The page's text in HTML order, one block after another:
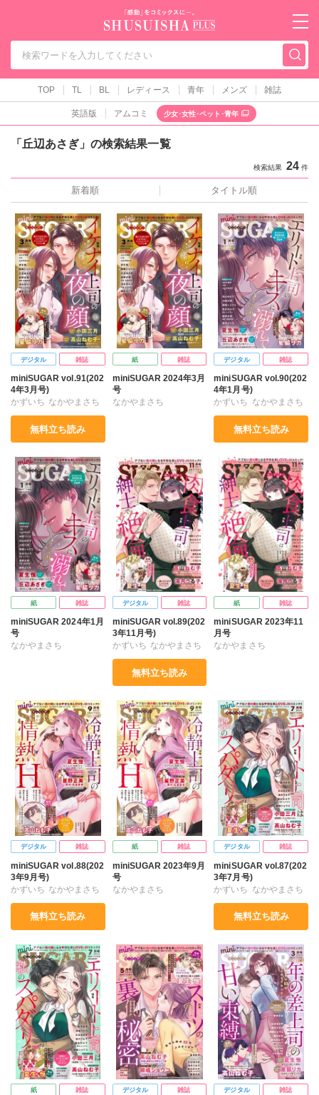
秋水社PLUS（テ
TOP TL BL レディース 青年 メンズ 雑誌
英語版 アムコミ 少女･女性･ペット･青年
「丘辺あさぎ」の検索結果一覧
検索結果 24 件
新着順 タイトル順
デジタル 雑誌
miniSUGAR vol.91(202
4年3月号)
かずいち なかやまさち
はたの有咲 ヒナギク
夏生恒
桐嶋ショウコ
高山ねむ子 小田三月
星脇リカ 清水沙斗子
瀬木エリカ
星野正美
花室芽苳
無料立ち読み
紙 雑誌
miniSUGAR 2024年3月
号
なかやまさち
桐嶋ショウコ
高山ねむ子 小田三月
星脇リカ 清水沙斗子
瀬木エリカ 星野正美
花室芽苳
デジタル 雑誌
miniSUGAR vol.90(202
4年1月号)
かずいち なかやまさち
はたの有咲 ヒナギク
夏生恒
桐嶋ショウコ
高山ねむ子 小田三月
星脇リカ 清水沙斗子
瀬木エリカ 星野正美
花室芽苳
無料立ち読み
紙 雑誌
miniSUGAR 2024年1月
号
なかやまさち
桐嶋ショウコ
高山ねむ子 小田三月
神室リツコ 星脇リカ
清水沙斗子 瀬木エリカ
星野正美
花室芽苳
デジタル 雑誌
miniSUGAR vol.89(202
3年11月号)
かずいち なかやまさち
はたの有咲 ヒナギク
夏生恒
桐嶋ショウコ
高山ねむ子 小田三月
清水沙斗子 海月うる子
星野正美 花室芽苳
無料立ち読み
紙 雑誌
miniSUGAR 2023年11
月号
なかやまさち
桐嶋ショウコ
高山ねむ子 小田三月
神室リツコ 清水沙斗子
海月うる子 星野正美
花室芽苳
デジタル 雑誌
miniSUGAR vol.88(202
3年9月号)
かずいち なかやまさち
はたの有咲 ヒナギク
夏生恒
桐嶋ショウコ
高山ねむ子 小田三月
清水沙斗子 海月うる子
星野正美 花室芽苳
無料立ち読み
紙 雑誌
miniSUGAR 2023年9月
号
なかやまさち
桐嶋ショウコ
高山ねむ子 小田三月
神室リツコ 清水沙斗子
海月うる子 星野正美
花室芽苳
デジタル 雑誌
miniSUGAR vol.87(202
3年7月号)
かずいち なかやまさち
はたの有咲 ヒナギク
夏生恒
桐嶋ショウコ
高山ねむ子 小田三月
清水沙斗子 美月李予
海月うる子
無料立ち読み
紙 雑誌 デジタル 雑誌 デジタル 雑誌